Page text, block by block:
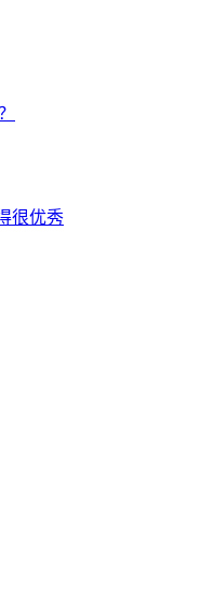
很优秀